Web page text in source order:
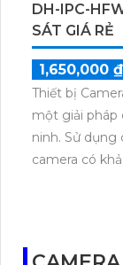
DH-IPC-
SÁT GIÁ RẺ
1,650,000 ₫
Thiết bị
một giải pháp
ninh. Sử dụng
camera có
phù hợp cho